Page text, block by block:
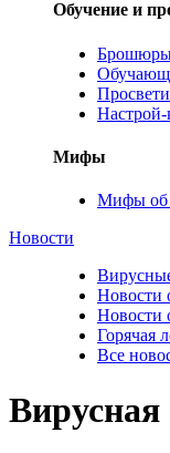
Обучение и
Настрой-
Мифы
Мифы об
Новости
Новости
Новости
Горячая
Все
Вирусная